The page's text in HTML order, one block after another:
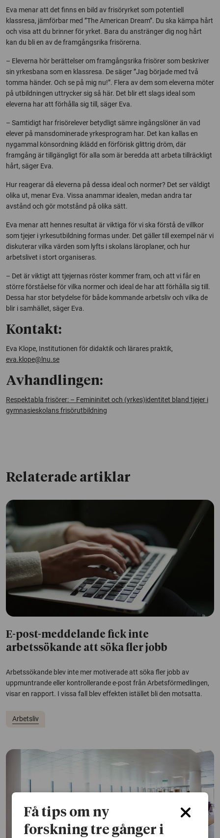
Eva menar att det finns en bild av frisöryrket som potentiell
klassresa, jämförbar med ”The American Dream”. Du ska kämpa hårt
och visa att du brinner för yrket. Bara du anstränger dig nog hårt
kan du bli en av de framgångsrika frisörerna.
– Eleverna hör berättelser om framgångsrika frisörer som beskriver
sin yrkesbana som en klassresa. De säger ”Jag började med två
tomma händer. Och se på mig nu!”. Flera av dem som eleverna möter
på utbildningen uttrycker sig så här. Det blir ett slags ideal som
eleverna har att förhålla sig till, säger Eva.
– Samtidigt har frisörelever betydligt sämre ingångslöner än vad
elever på mansdominerade yrkesprogram har. Det kan kallas en
nygammal könsordning iklädd en förförisk glittrig dröm, där
framgång är tillgängligt för alla som är beredda att arbeta tillräckligt
hårt, säger Eva.
Hur reagerar då eleverna på dessa ideal och normer? Det ser väldigt
olika ut, menar Eva. Vissa anammar idealen, medan andra tar
avstånd och gör motstånd på olika sätt.
Eva menar att hennes resultat är viktiga för vi ska förstå de villkor
som tjejer i yrkesutbildning formas under. Det gäller till exempel när vi
diskuterar vilka värden som lyfts i skolans läroplaner, och hur
arbetslivet i stort organiseras.
– Det är viktigt att tjejernas röster kommer fram, och att vi får en
större förståelse för vilka normer och ideal de har att förhålla sig till.
Dessa har stor betydelse för både kommande arbetsliv och vilka de
blir i samhället, säger Eva.
Kontakt:
Eva Klope, Institutionen för didaktik och lärares praktik,
eva.klope@lnu.se
Avhandlingen:
Respektabla frisörer: – Femininitet och (yrkes)identitet bland tjejer i
gymnasieskolans frisörutbildning
Relaterade artiklar
E-post-meddelande fick inte
arbetssökande att söka fler jobb
Arbetssökande blev inte mer motiverade att söka fler jobb av
uppmuntrande eller kontrollerande e-post från Arbetsförmedlingen,
visar en rapport. I vissa fall blev effekten istället bli den motsatta.
Arbetsliv
Få tips om ny
forskning tre gånger i